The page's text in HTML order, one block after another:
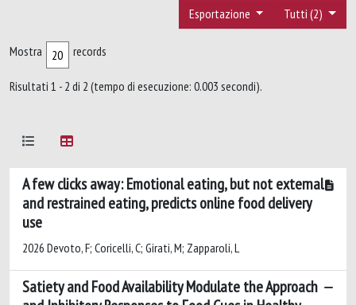
Tutti (2)
Esportazione
Mostra records
Risultati 1 - 2 di 2 (tempo di esecuzione: 0.003 secondi).
A few clicks away: Emotional eating, but not external
and restrained eating, predicts online food delivery
use
2026 Devoto, F; Coricelli, C; Girati, M; Zapparoli, L
Satiety and Food Availability Modulate the Approach